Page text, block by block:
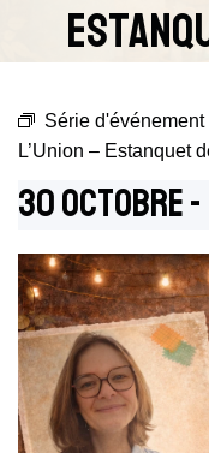
Série d'événement
L’Union – Estanquet
30 Octobre -